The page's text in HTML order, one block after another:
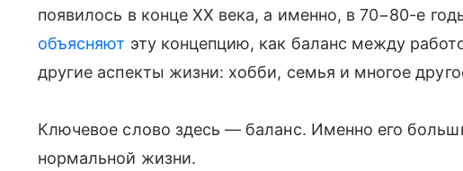
появилось в конце XX века, а именно, в 70−80-е
объясняют эту концепцию, как баланс между
другие аспекты жизни: хобби, семья и многое
Ключевое слово здесь — баланс. Именно его
нормальной жизни.